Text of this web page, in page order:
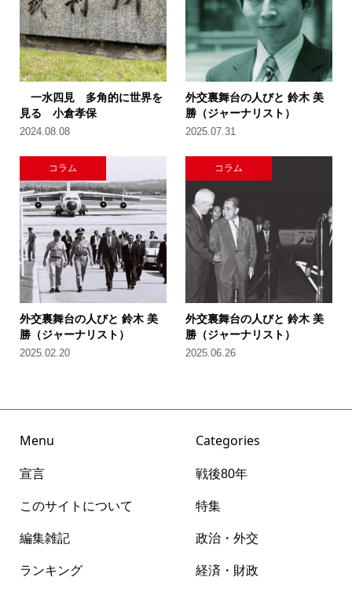
一水四見 多角的に世界を
見る 小倉孝保
2024.08.08
外交裏舞台の人びと 鈴木 美
勝（ジャーナリスト）
2025.07.31
コラム
外交裏舞台の人びと 鈴木 美
勝（ジャーナリスト）
2025.02.20
コラム
外交裏舞台の人びと 鈴木 美
勝（ジャーナリスト）
2025.06.26
Menu
宣言
このサイトについて
編集雑記
ランキング
Categories
戦後80年
特集
政治・外交
経済・財政